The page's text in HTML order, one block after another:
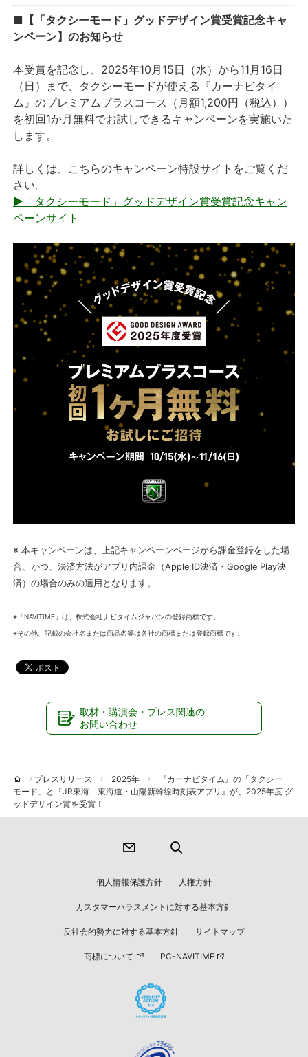
■【「タクシーモード」グッドデザイン賞受賞記念キャ
ンペーン】のお知らせ
本受賞を記念し、2025年10月15日（水）から11月16日
（日）まで、タクシーモードが使える『カーナビタイ
ム』のプレミアムプラスコース（月額1,200円（税込））
を初回1か月無料でお試しできるキャンペーンを実施いた
します。
詳しくは、こちらのキャンペーン特設サイトをご覧くだ
さい。
▶「タクシーモード」グッドデザイン賞受賞記念キャン
ペーンサイト
※ 本キャンペーンは、上記キャンペーンページから課金登録をした場
合、かつ、決済方法がアプリ内課金（Apple ID決済・Google Play決
済）の場合のみの適用となります。
※「NAVITIME」は、株式会社ナビタイムジャパンの登録商標です。
※その他、記載の会社名または商品名等は各社の商標または登録商標です。
取材・講演会・プレス関連の
お問い合わせ
プレスリリース 2025年
『カーナビタイム』の「タクシー
モード」と『JR東海 東海道・山陽新幹線時刻表アプリ』が、2025年度 グ
ッドデザイン賞を受賞！
個人情報保護方針 人権方針
カスタマーハラスメントに対する基本方針
反社会的勢力に対する基本方針 サイトマップ
商標について PC-NAVITIME